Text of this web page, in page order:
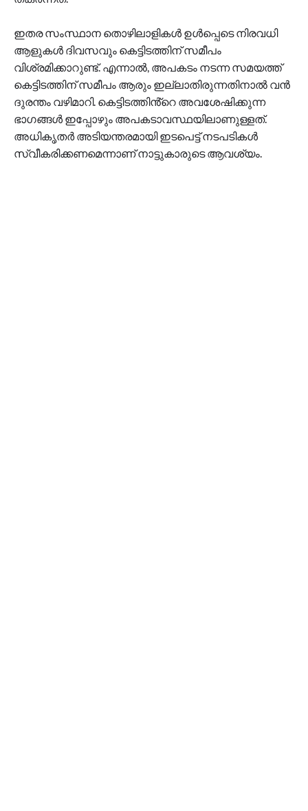
ഇതര സംസ്ഥാന തൊഴിലാളികൾ ഉൾപ്പെടെ നിരവധി
ആളുകൾ ദിവസവും കെട്ടിടത്തിന് സമീപം
വിശ്രമിക്കാറുണ്ട്. എന്നാൽ, അപകടം നടന്ന സമയത്ത്
കെട്ടിടത്തിന് സമീപം ആരും ഇല്ലാതിരുന്നതിനാൽ വൻ
ദുരന്തം വഴിമാറി. കെട്ടിടത്തിൻ്റെ അവശേഷിക്കുന്ന
ഭാഗങ്ങൾ ഇപ്പോഴും അപകടാവസ്ഥയിലാണുള്ളത്.
അധികൃതർ അടിയന്തരമായി ഇടപെട്ട് നടപടികൾ
സ്വീകരിക്കണമെന്നാണ് നാട്ടുകാരുടെ ആവശ്യം.